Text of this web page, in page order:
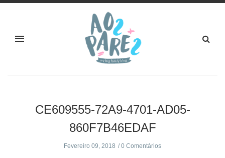
CE609555-72A9-4701-AD05-
860F7B46EDAF
Fevereiro 09, 2018 0 Comentários